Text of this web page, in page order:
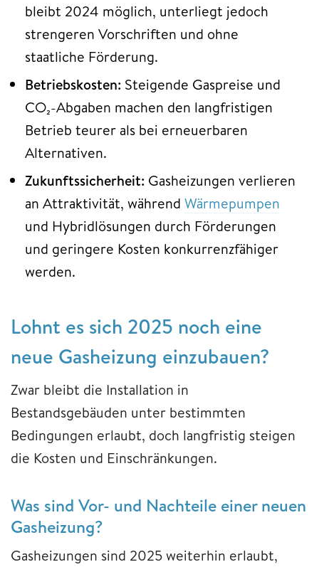
bleibt 2024 möglich, unterliegt jedoch
strengeren Vorschriften und ohne
staatliche Förderung.
Betriebskosten: Steigende Gaspreise und
CO₂-Abgaben machen den langfristigen
Betrieb teurer als bei erneuerbaren
Alternativen.
Zukunftssicherheit: Gasheizungen verlieren
an Attraktivität, während Wärmepumpen
und Hybridlösungen durch Förderungen
und geringere Kosten konkurrenzfähiger
werden.
Lohnt es sich 2025 noch eine
neue Gasheizung einzubauen?
Zwar bleibt die Installation in
Bestandsgebäuden unter bestimmten
Bedingungen erlaubt, doch langfristig steigen
die Kosten und Einschränkungen.
Was sind Vor- und Nachteile einer neuen
Gasheizung?
Gasheizungen sind 2025 weiterhin erlaubt,